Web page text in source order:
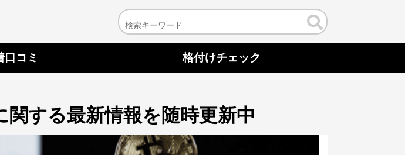
口コミ 格付けチェック
する最新情報を随時更新中